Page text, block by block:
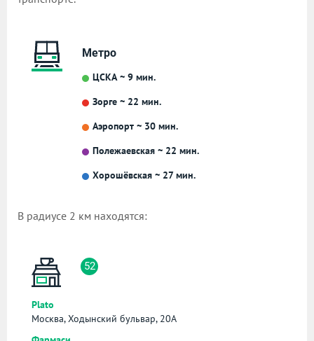
Метро
ЦСКА ~ 9 мин.
Зорге ~ 22 мин.
Аэропорт ~ 30 мин.
Полежаевская ~ 22 мин.
Хорошёвская ~ 27 мин.
В радиусе 2 км находятся:
52
Plato
Москва, Ходынский бульвар, 20А